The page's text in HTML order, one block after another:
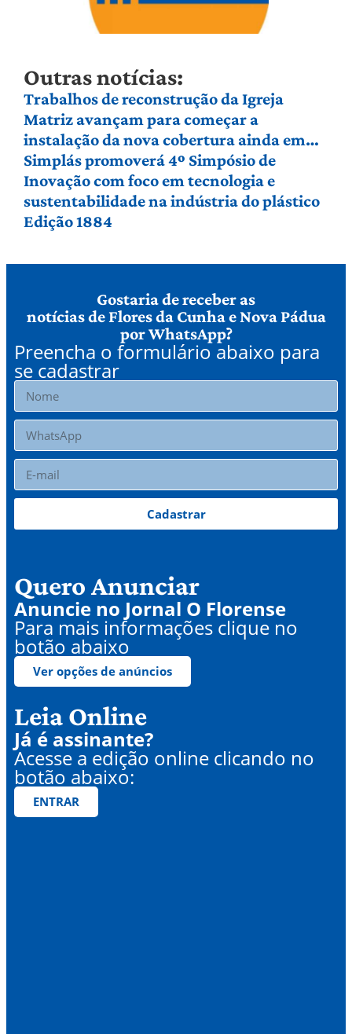
Outras notícias:
Trabalhos de reconstrução da Igreja
Matriz avançam para começar a
instalação da nova cobertura ainda em
agosto
Simplás promoverá 4º Simpósio de
Inovação com foco em tecnologia e
sustentabilidade na indústria do plástico
Edição 1884
Gostaria de receber as
notícias de Flores da Cunha e Nova Pádua
por WhatsApp?
Preencha o formulário abaixo para
se cadastrar
Cadastrar
Quero Anunciar
Anuncie no Jornal O Florense
Para mais informações clique no
botão abaixo
Ver opções de anúncios
Leia Online
Já é assinante?
Acesse a edição online clicando no
botão abaixo:
ENTRAR